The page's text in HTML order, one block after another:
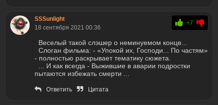
SSSunlight
18 сентября 2021 00:36
+7
Веселый такой слэшер о неминуемом конце...
Слоган фильма: - «Упокой их, Господи... По частям»
- полностью раскрывает тематику сюжета.
... И как всегда - Выжившие в аварии подростки
пытаются избежать смерти ...
Ответить Цитата